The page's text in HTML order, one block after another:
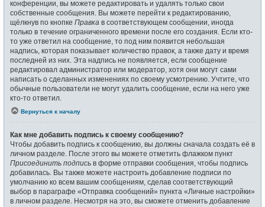
конференции, вы можете редактировать и удалять только свои
собственные сообщения. Вы можете перейти к редактированию,
щёлкнув по кнопке Правка в соответствующем сообщении, иногда
только в течение ограниченного времени после его создания. Если кто-
то уже ответил на сообщение, то под ним появится небольшая
надпись, которая показывает количество правок, а также дату и время
последней из них. Эта надпись не появляется, если сообщение
редактировал администратор или модератор, хотя они могут сами
написать о сделанных изменениях по своему усмотрению. Учтите, что
обычные пользователи не могут удалить сообщение, если на него уже
кто-то ответил.
Вернуться к началу
Как мне добавить подпись к своему сообщению?
Чтобы добавить подпись к сообщению, вы должны сначала создать её в
личном разделе. После этого вы можете отметить флажком пункт
Присоединить подпись в форме отправки сообщения, чтобы подпись
добавилась. Вы также можете настроить добавление подписи по
умолчанию ко всем вашим сообщениям, сделав соответствующий
выбор в параграфе «Отправка сообщений» пункта «Личные настройки»
в личном разделе. Несмотря на это, вы сможете отменить добавление